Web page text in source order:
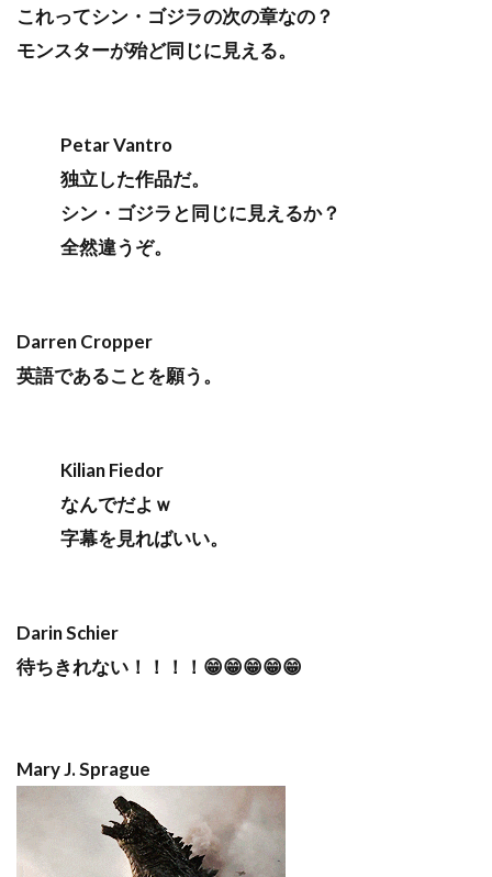
これってシン・ゴジラの次の章なの？
モンスターが殆ど同じに見える。
Petar Vantro
独立した作品だ。
シン・ゴジラと同じに見えるか？
全然違うぞ。
Darren Cropper
英語であることを願う。
Kilian Fiedor
なんでだよｗ
字幕を見ればいい。
Darin Schier
待ちきれない！！！！😁😁😁😁😁
Mary J. Sprague